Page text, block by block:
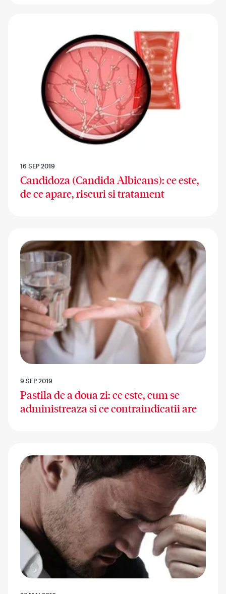
16 SEP 2019
Candidoza (Candida Albicans): ce este,
de ce apare, riscuri si tratament
9 SEP 2019
Pastila de a doua zi: ce este, cum se
administreaza si ce contraindicatii are